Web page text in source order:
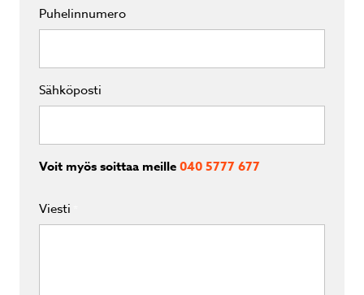
Puhelinnumero
Sähköposti
Voit myös soittaa meille040 5777 677
Viesti